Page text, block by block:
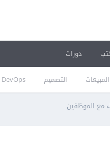
التصميم DevOps
دورات
مع الموظفين